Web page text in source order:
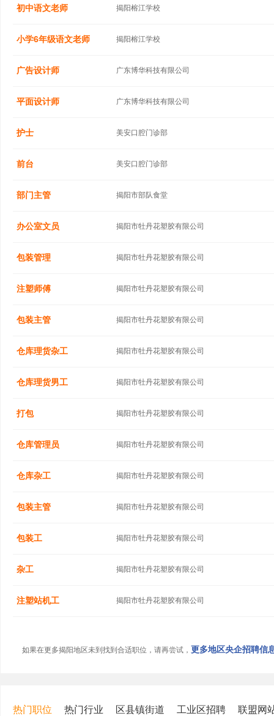
初中语文老师 揭阳榕江学校
小学6年级语文老师 揭阳榕江学校
广告设计师 广东博华科技有限公司
平面设计师 广东博华科技有限公司
护士 美安口腔门诊部
前台 美安口腔门诊部
部门主管 揭阳市部队食堂
办公室文员 揭阳市牡丹花塑胶有限公司
包装管理 揭阳市牡丹花塑胶有限公司
注塑师傅 揭阳市牡丹花塑胶有限公司
包装主管 揭阳市牡丹花塑胶有限公司
仓库理货杂工 揭阳市牡丹花塑胶有限公司
仓库理货男工 揭阳市牡丹花塑胶有限公司
打包 揭阳市牡丹花塑胶有限公司
仓库管理员 揭阳市牡丹花塑胶有限公司
仓库杂工 揭阳市牡丹花塑胶有限公司
包装主管 揭阳市牡丹花塑胶有限公司
包装工 揭阳市牡丹花塑胶有限公司
杂工 揭阳市牡丹花塑胶有限公司
注塑站机工 揭阳市牡丹花塑胶有限公司
如果在更多揭阳地区未到找到合适职位，请再尝试， 更多地区央企招聘信
热门职位 热门行业 区县镇街道 工业区招聘 联盟网